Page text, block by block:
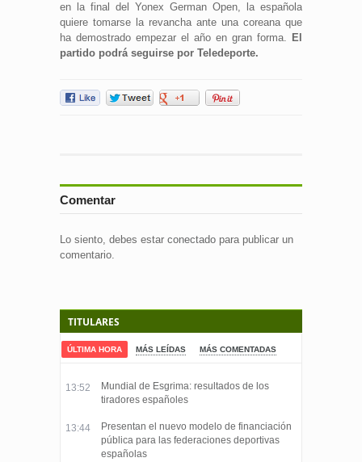
en la final del Yonex German Open, la española
quiere tomarse la revancha ante una coreana que
ha demostrado empezar el año en gran forma. El
partido podrá seguirse por Teledeporte.
Comentar
Lo siento, debes estar conectado para publicar un
comentario.
TITULARES
ÚLTIMA HORA MÁS LEÍDAS MÁS COMENTADAS
13:52
Mundial de Esgrima: resultados de los
tiradores españoles
13:44
Presentan el nuevo modelo de financiación
pública para las federaciones deportivas
españolas